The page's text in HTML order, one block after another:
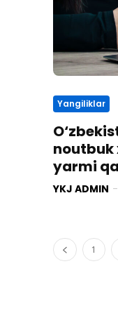
Yangiliklar
yarmi
YKJ ADMIN -
1